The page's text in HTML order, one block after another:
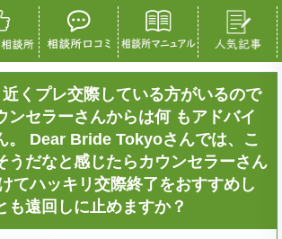
くプレ交際している方がいるので
ンセラーさんからは何 もアドバイ
。 Dear Bride Tokyoさんでは、こ
うだなと感じたらカウンセラーさん
てハッキリ交際終了をおすすめし
も遠回しに止めますか？